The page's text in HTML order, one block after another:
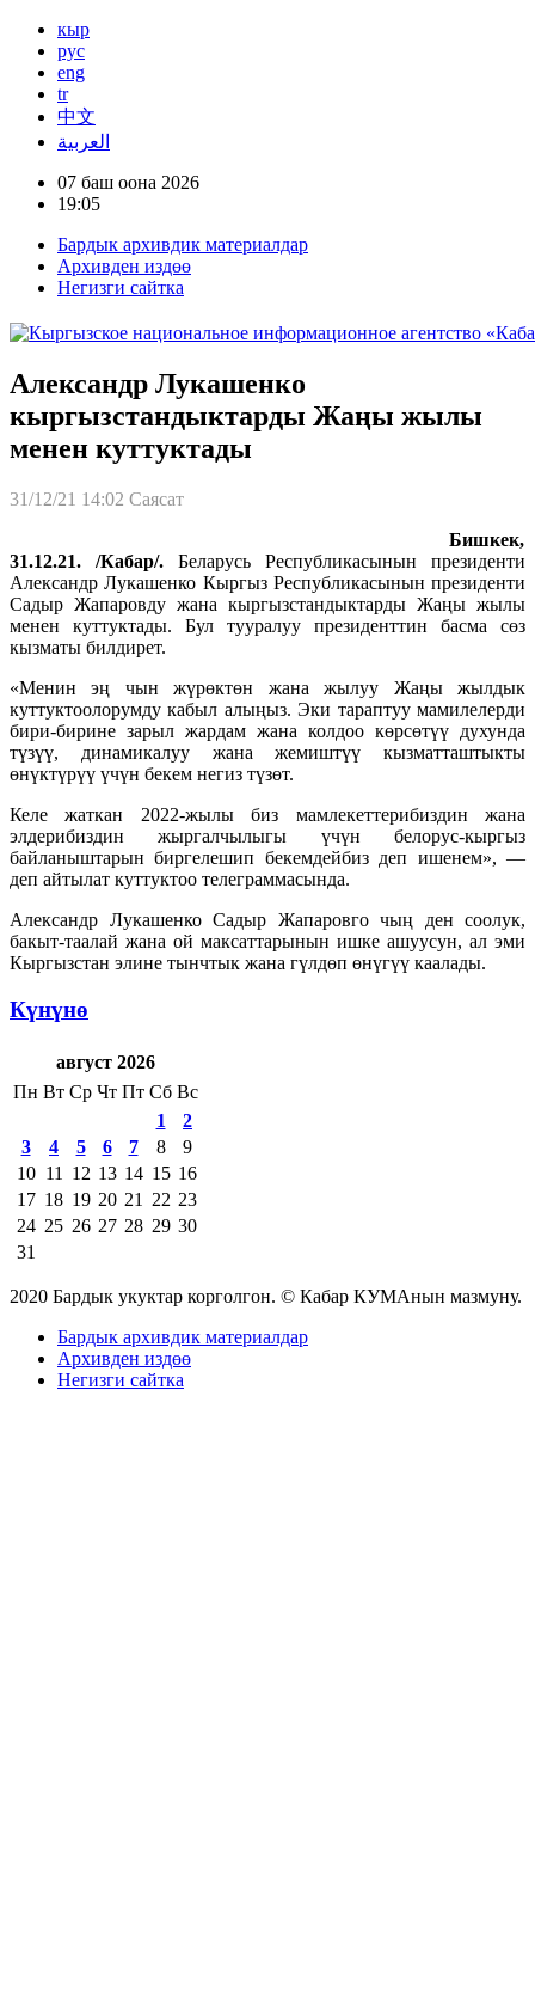
кыр
рус
eng
tr
中文
العربية
07 баш оона 2026
19:05
Бардык архивдик материалдар
Архивден издөө
Негизги сайтка
Александр Лукашенко
кыргызстандыктарды Жаңы жылы
менен куттуктады
31/12/21 14:02 Саясат
Бишкек,
31.12.21. /Кабар/. Беларусь Республикасынын президенти
Александр Лукашенко Кыргыз Республикасынын президенти
Садыр Жапаровду жана кыргызстандыктарды Жаңы жылы
менен куттуктады. Бул тууралуу президенттин басма сөз
кызматы билдирет.
«Менин эң чын жүрөктөн жана жылуу Жаңы жылдык
куттуктоолорумду кабыл алыңыз. Эки тараптуу мамилелерди
бири-бирине зарыл жардам жана колдоо көрсөтүү духунда
түзүү, динамикалуу жана жемиштүү кызматташтыкты
өнүктүрүү үчүн бекем негиз түзөт.
Келе жаткан 2022-жылы биз мамлекеттерибиздин жана
элдерибиздин жыргалчылыгы үчүн белорус-кыргыз
байланыштарын биргелешип бекемдейбиз деп ишенем», —
деп айтылат куттуктоо телеграммасында.
Александр Лукашенко Садыр Жапаровго чың ден соолук,
бакыт-таалай жана ой максаттарынын ишке ашуусун, ал эми
Кыргызстан элине тынчтык жана гүлдөп өнүгүү каалады.
Күнүнө
август 2026
Пн Вт Ср Чт Пт Сб Вс
1
2
3
4 5 6 7 8
9
10 11 12 13 14 15 16
17 18 19 20 21 22 23
24 25 26 27 28 29 30
31
2020 Бардык укуктар корголгон. © Кабар КУМАнын мазмуну.
Бардык архивдик материалдар
Архивден издөө
Негизги сайтка